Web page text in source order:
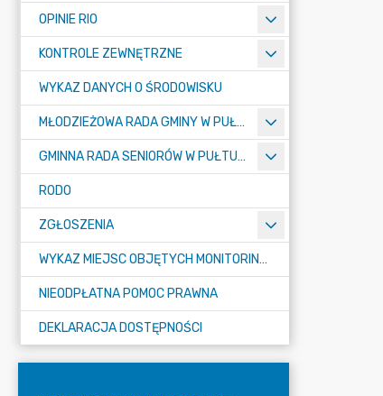
OPINIE RIO
KONTROLE ZEWNĘTRZNE
WYKAZ DANYCH O ŚRODOWISKU
MŁODZIEŻOWA RADA GMINY W PUŁTUSKU
GMINNA RADA SENIORÓW W PUŁTUSKU
RODO
ZGŁOSZENIA
WYKAZ MIEJSC OBJĘTYCH MONITORINGIEM
NIEODPŁATNA POMOC PRAWNA
DEKLARACJA DOSTĘPNOŚCI